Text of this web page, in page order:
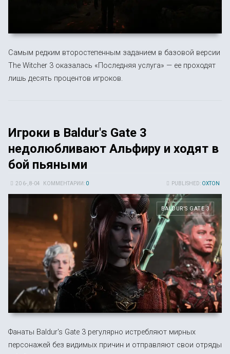
Самым редким второстепенным заданием в базовой версии
The Witcher 3 оказалась «Последняя услуга» — ее проходят
лишь десять процентов игроков.
Игроки в Baldur's Gate 3
недолюбливают Альфиру и ходят в
бой пьяными
PUBLISHED: OXTON
20 6-, 8-04 КОММЕНТАРИИ: 0
BALDUR'S GATE 3
Фанаты Baldur's Gate 3 регулярно истребляют мирных
персонажей без видимых причин и отправляют свои отряды